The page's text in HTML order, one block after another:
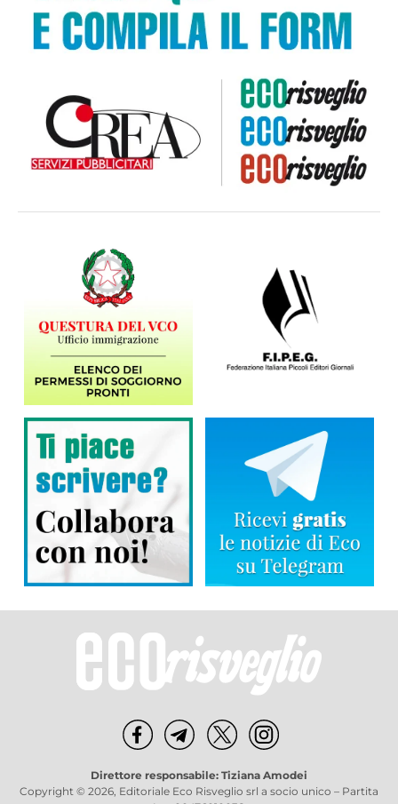
Direttore responsabile: Tiziana Amodei
Copyright © 2026, Editoriale Eco Risveglio srl a socio unico – Partita